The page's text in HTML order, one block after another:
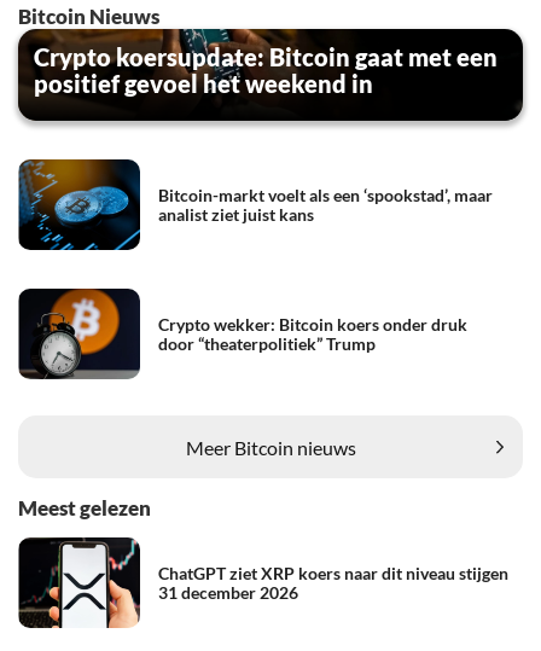
Bitcoin Nieuws
Crypto koersupdate: Bitcoin gaat met een
positief gevoel het weekend in
Bitcoin-markt voelt als een ‘spookstad’, maar
analist ziet juist kans
Crypto wekker: Bitcoin koers onder druk
door “theaterpolitiek” Trump
Meer Bitcoin nieuws
Meest gelezen
ChatGPT ziet XRP koers naar dit niveau stijgen
31 december 2026